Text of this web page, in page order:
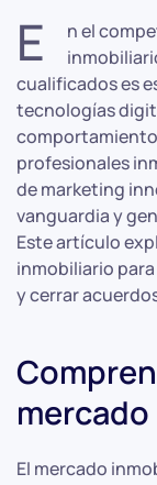
E
n el
cualificados es
tecnologías
profesionales
de marketing
vanguardia y
Este artículo
inmobiliario
y cerrar
El mercado